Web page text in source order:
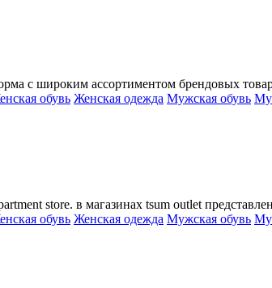
с широким ассортиментом брендовых
обувь Женская одежда Мужская обувь
store. в магазинах tsum outlet
обувь Женская одежда Мужская обувь